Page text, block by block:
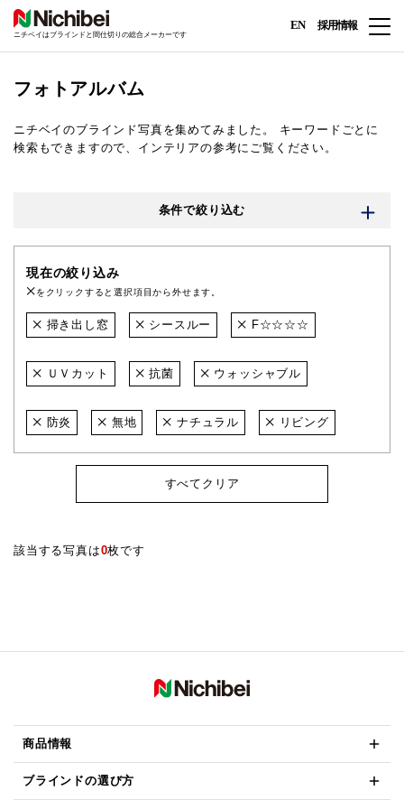
ニチベイはブラインドと間仕切りの総合メーカーです
EN 採用情報
フォトアルバム
ニチベイのブラインド写真を集めてみました。
キーワードごとに
検索もできますので、インテリアの参考にご覧ください。
条件で絞り込む
現在の絞り込み
をクリックすると選択項目から外せます。
掃き出し窓 シースルー F☆☆☆☆
ＵＶカット 抗菌 ウォッシャブル
防炎 無地 ナチュラル リビング
すべてクリア
該当する写真は0枚です
商品情報
ブラインドの選び方